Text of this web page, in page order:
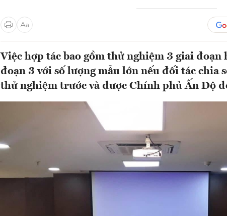
Việc hợp tác bao gồm thử nghiệm 3 giai đoạn
đoạn 3 với số lượng mẫu lớn nếu đối tác chia
thử nghiệm trước và được Chính phủ Ấn Độ